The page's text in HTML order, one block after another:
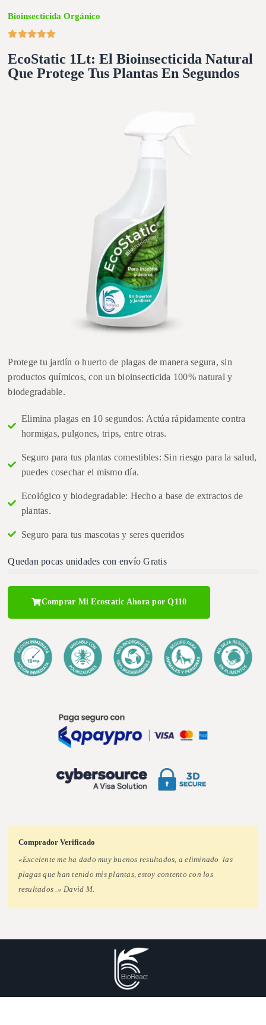
Bioinsecticida Orgánico
EcoStatic 1Lt: El Bioinsecticida Natural
Que Protege Tus Plantas En Segundos
Protege tu jardín o huerto de plagas de manera segura, sin
productos químicos, con un bioinsecticida 100% natural y
biodegradable.
Elimina plagas en 10 segundos: Actúa rápidamente contra
hormigas, pulgones, trips, entre otras.
Seguro para tus plantas comestibles: Sin riesgo para la salud,
puedes cosechar el mismo día.
Ecológico y biodegradable: Hecho a base de extractos de
plantas.
Seguro para tus mascotas y seres queridos
Quedan pocas unidades con envío Gratis
Comprar Mi Ecostatic Ahora por Q110
Comprador Verificado
«Excelente me ha dado muy buenos resultados, a eliminado las
plagas que han tenido mis plantas, estoy contento con los
resultados .» David M.